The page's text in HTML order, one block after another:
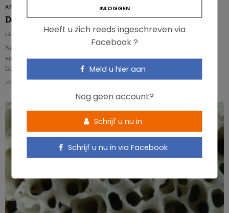
ARTIKELS
De voeding voor senioren: een uitdaging?
LA RÉDACTION - DE REDACTIE
Naarmate we ouder worden, veranderen zowel ons lichaam als onze
voedingsbehoeften! Mineralen, essentiële vetten, hypertensie,
lichaamsbeweging, osteoporose…
0
Heeft u zich reeds ingeschreven via
Facebook ?
Meld u hier aan
Nog geen account?
Schrijf u nu in
Schrijf u nu in via Facebook